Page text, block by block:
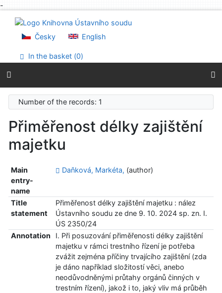
-
Go to menu
Accessibility declaration
Česky English
In the basket (0)
Number of the records: 1
Přiměřenost délky zajištění
majetku
Main
entry-
name
Daňková, Markéta, (author)
Title
statement
Přiměřenost délky zajištění majetku : nález
Ústavního soudu ze dne 9. 10. 2024 sp. zn. I.
ÚS 2350/24
Annotation
I. Při posuzování přiměřenosti délky zajištění
majetku v rámci trestního řízení je potřeba
zvážit zejména příčiny trvajícího zajištění (zda
je dáno například složitostí věci, anebo
neodůvodněnými průtahy orgánů činných v
trestním řízení), jakož i to, jaký vliv má průběh